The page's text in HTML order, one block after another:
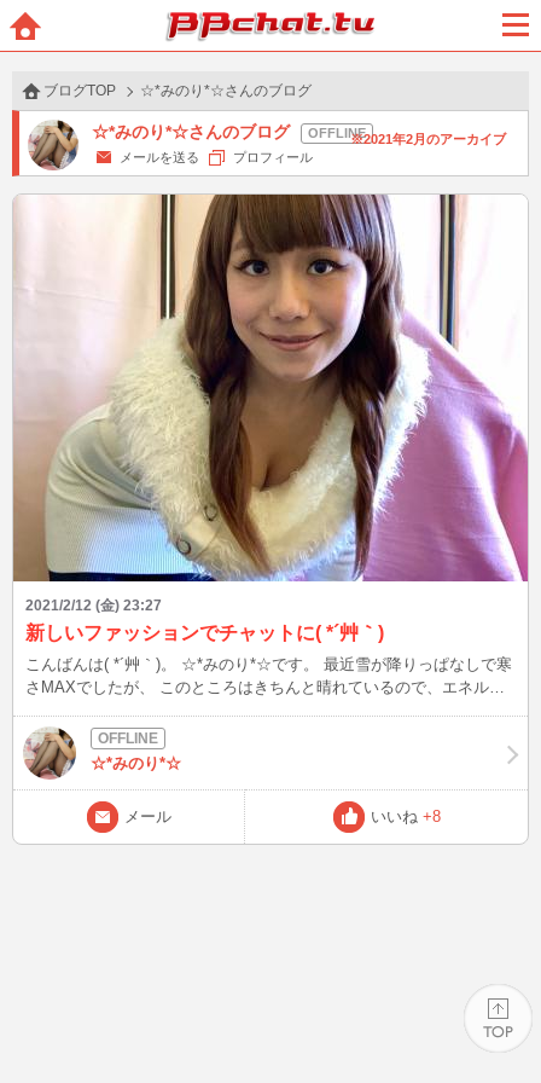
BBchatTV
ブログTOP ☆*みのり*☆さんのブログ
☆*みのり*☆さんのブログ
2021年2月のアーカイブ
メールを送る
プロフィール
2021/2/12 (金) 23:27
新しいファッションでチャットに( *´艸｀)
こんばんは( *´艸｀)。 ☆*みのり*☆です。 最近雪が降りっぱなしで寒
さMAXでしたが、 このところはきちんと晴れているので、エネルギ
ーションが欲しいなぁと思っていたのですが、 コーディネートに苦
戦していたタイトワンピみたいなお洋服を 黒のレギンスと合わせて
セクシーな感じで着こなすことに大成功(^_-)-☆!! 一見リッチでおしゃ
れに見えるけど、 オフショルダーで見せブラもでき、 全身ならボデ
ィラインがばっちり見えるので、 セクシーさもアピールできる感じ
になりました(*’’ω’’*)。 髪質のコンプレックスも気にすることなく、
☆*みのり*☆
メール いいね +8